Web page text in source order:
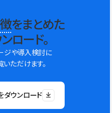
をまとめた
ロード。
ジや導入検討に
ただけます。
ダウンロード